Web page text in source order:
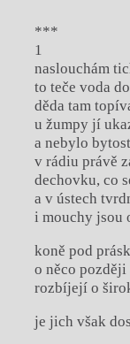
***
1
naslouchám
to teče voda
děda tam
u žumpy jí
a nebylo
v rádiu právě
dechovku, co
a v ústech
i mouchy jsou
koně pod
o něco později
rozbíjejí o
je jich však